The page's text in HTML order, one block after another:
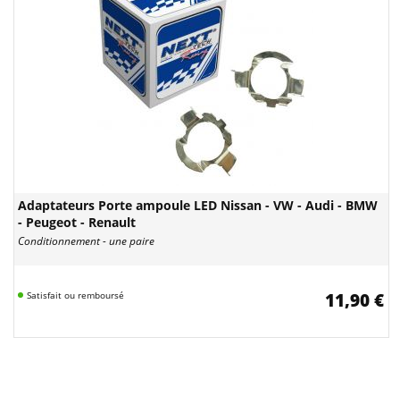
Adaptateurs Porte ampoule LED Nissan - VW - Audi - BMW
- Peugeot - Renault
Conditionnement - une paire
Satisfait ou remboursé 11,90 €